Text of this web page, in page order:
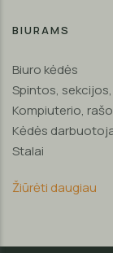
BIURAMS
Biuro kėdės
Spintos,
Kompiuterio,
Kėdės
Stalai
Žiūrėti daugiau